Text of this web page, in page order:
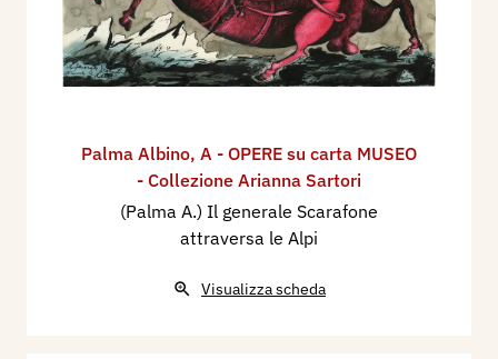
Palma Albino, A - OPERE su carta MUSEO
- Collezione Arianna Sartori
(Palma A.) Il generale Scarafone
attraversa le Alpi
Visualizza scheda